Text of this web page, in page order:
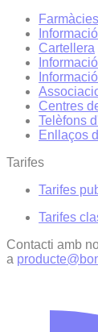
Cartellera
Centres
Telèfons
Enllaços
Tarifes
Tarifes
Tarifes
Contacti amb
a